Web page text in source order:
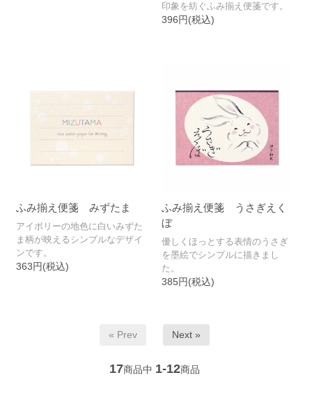
印象を紡ぐふみ揃え便箋です。
396円(税込)
ふみ揃え便箋 みずたま
アイボリーの地色に白いみずた
ま柄が映えるシンプルなデザイ
ンです。
363円(税込)
ふみ揃え便箋 うさぎえく
ぼ
優しくほっとする表情のうさぎ
を墨絵でシンプルに描きまし
た。
385円(税込)
« Prev Next »
17商品中 1-12商品